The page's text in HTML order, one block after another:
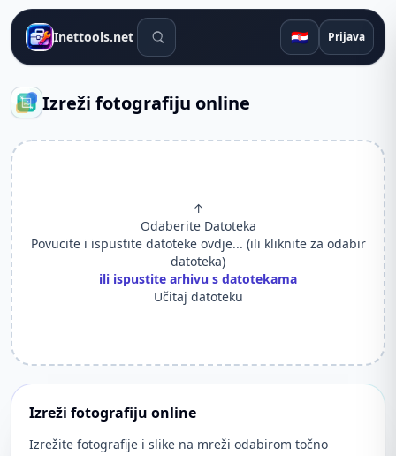
Inettools.net Alati za pretraživanje 🇭🇷 Prijava
Izreži fotografiju online
↑
Odaberite Datoteka
Povucite i ispustite datoteke ovdje... (ili kliknite za odabir
datoteka)
ili ispustite arhivu s datotekama
Učitaj datoteku
Izreži fotografiju online
Izrežite fotografije i slike na mreži odabirom točno